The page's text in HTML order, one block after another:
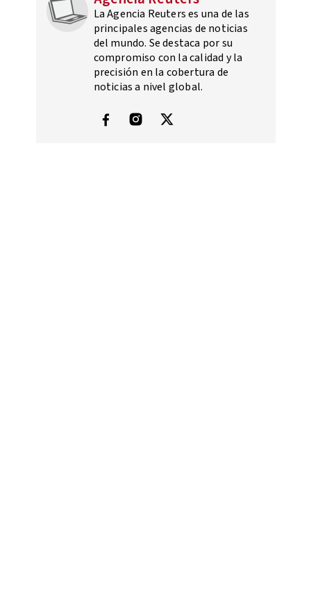
La Agencia Reuters es una de las
principales agencias de noticias
del mundo. Se destaca por su
compromiso con la calidad y la
precisión en la cobertura de
noticias a nivel global.